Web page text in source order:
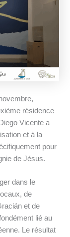
résidence
Vicente a
et à la
pour
de Jésus.
dans le
de
et de
lié au
Le résultat